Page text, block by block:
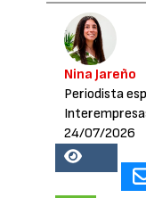
Nina Jareño
Periodista
24/07/2026
18992